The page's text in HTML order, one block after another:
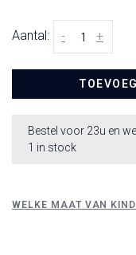
Aantal: +
-
Bestel voor 23u en
1 in stock
WELKE MAAT VAN